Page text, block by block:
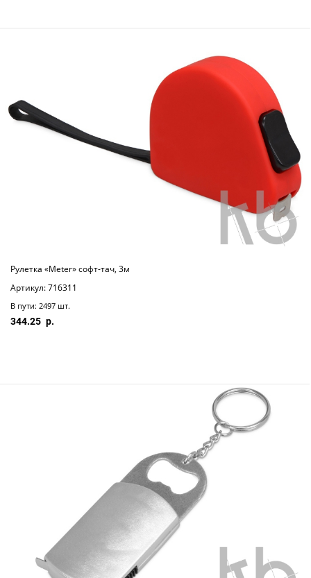
Рулетка «Meter» софт-тач, 3м
Артикул: 716311
В пути: 2497 шт.
344.25